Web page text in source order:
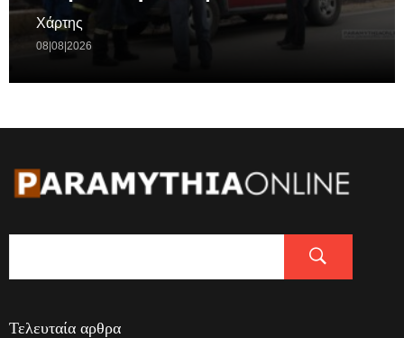
Χάρτης
08|08|2026
Τελευταία αρθρα